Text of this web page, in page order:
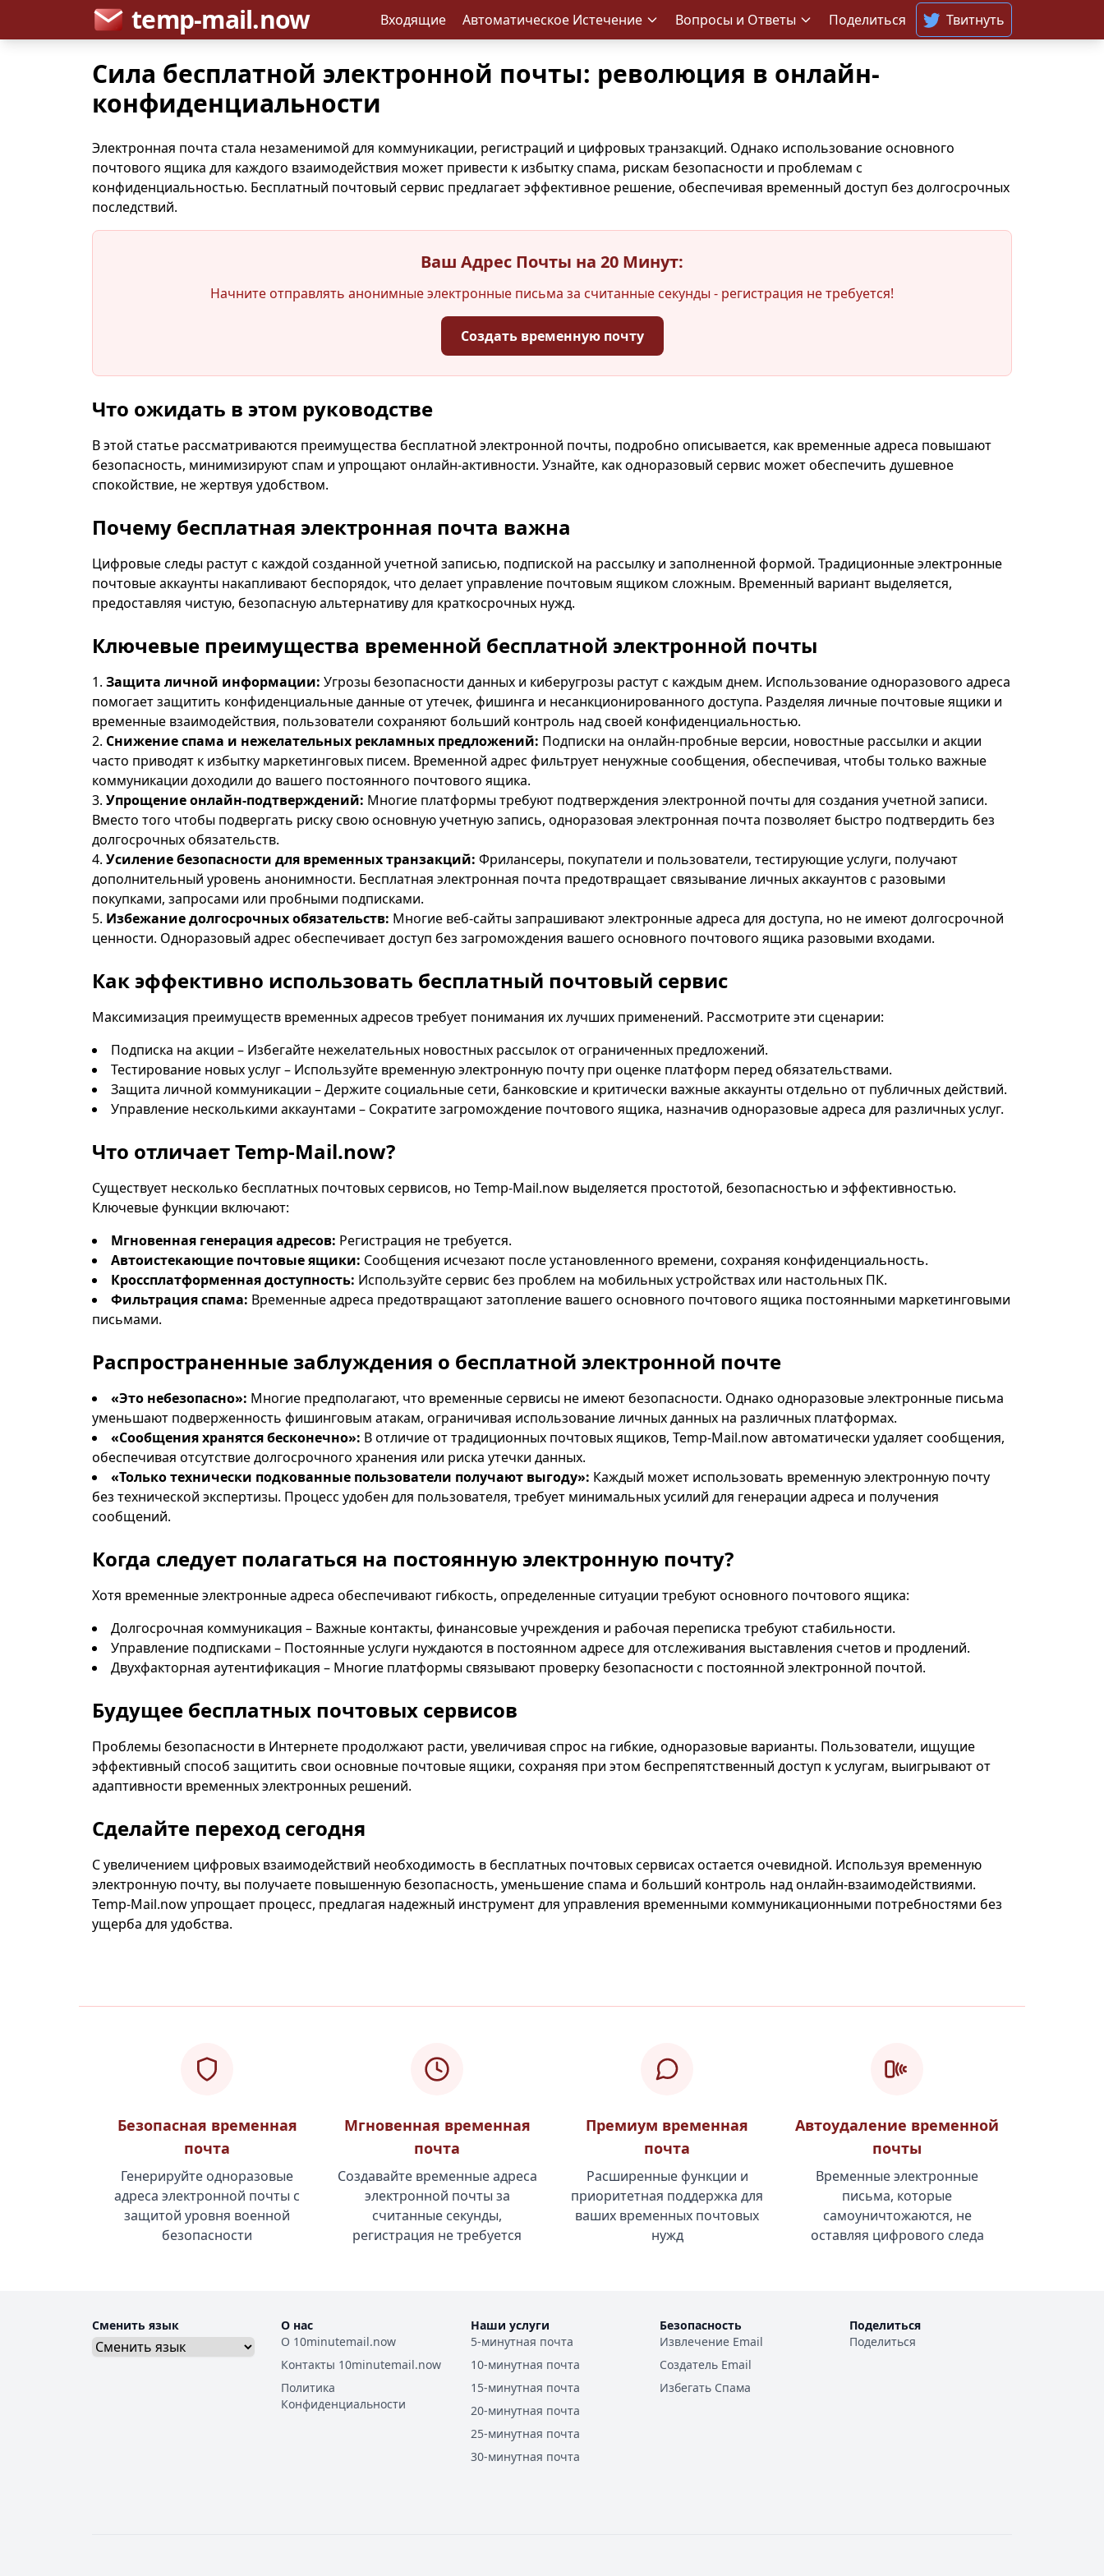
temp-mail.now Входящие Автоматическое Истечение Вопросы и Ответы Поделиться Твитнуть
Сила бесплатной электронной почты: революция в онлайн-
конфиденциальности
Электронная почта стала незаменимой для коммуникации, регистраций и цифровых транзакций. Однако использование основного
почтового ящика для каждого взаимодействия может привести к избытку спама, рискам безопасности и проблемам с
конфиденциальностью. Бесплатный почтовый сервис предлагает эффективное решение, обеспечивая временный доступ без долгосрочных
последствий.
Ваш Адрес Почты на 20 Минут:
Начните отправлять анонимные электронные письма за считанные секунды - регистрация не требуется!
Создать временную почту
Ваш временный адрес электронной почты:
Копировать
Следующее обновление через
Отправитель Тема Действие
Ожидание входящих писем...
Обновить
Что ожидать в этом руководстве
В этой статье рассматриваются преимущества бесплатной электронной почты, подробно описывается, как временные адреса повышают
безопасность, минимизируют спам и упрощают онлайн-активности. Узнайте, как одноразовый сервис может обеспечить душевное
спокойствие, не жертвуя удобством.
Почему бесплатная электронная почта важна
Цифровые следы растут с каждой созданной учетной записью, подпиской на рассылку и заполненной формой. Традиционные электронные
почтовые аккаунты накапливают беспорядок, что делает управление почтовым ящиком сложным. Временный вариант выделяется,
предоставляя чистую, безопасную альтернативу для краткосрочных нужд.
Ключевые преимущества временной бесплатной электронной почты
Защита личной информации: Угрозы безопасности данных и киберугрозы растут с каждым днем. Использование одноразового адреса
помогает защитить конфиденциальные данные от утечек, фишинга и несанкционированного доступа. Разделяя личные почтовые ящики и
временные взаимодействия, пользователи сохраняют больший контроль над своей конфиденциальностью.
Снижение спама и нежелательных рекламных предложений: Подписки на онлайн-пробные версии, новостные рассылки и акции
часто приводят к избытку маркетинговых писем. Временной адрес фильтрует ненужные сообщения, обеспечивая, чтобы только важные
коммуникации доходили до вашего постоянного почтового ящика.
Упрощение онлайн-подтверждений: Многие платформы требуют подтверждения электронной почты для создания учетной записи.
Вместо того чтобы подвергать риску свою основную учетную запись, одноразовая электронная почта позволяет быстро подтвердить без
долгосрочных обязательств.
Усиление безопасности для временных транзакций: Фрилансеры, покупатели и пользователи, тестирующие услуги, получают
дополнительный уровень анонимности. Бесплатная электронная почта предотвращает связывание личных аккаунтов с разовыми
покупками, запросами или пробными подписками.
Избежание долгосрочных обязательств: Многие веб-сайты запрашивают электронные адреса для доступа, но не имеют долгосрочной
ценности. Одноразовый адрес обеспечивает доступ без загромождения вашего основного почтового ящика разовыми входами.
Как эффективно использовать бесплатный почтовый сервис
Максимизация преимуществ временных адресов требует понимания их лучших применений. Рассмотрите эти сценарии:
Подписка на акции – Избегайте нежелательных новостных рассылок от ограниченных предложений.
Тестирование новых услуг – Используйте временную электронную почту при оценке платформ перед обязательствами.
Защита личной коммуникации – Держите социальные сети, банковские и критически важные аккаунты отдельно от публичных действий.
Управление несколькими аккаунтами – Сократите загромождение почтового ящика, назначив одноразовые адреса для различных услуг.
Что отличает Temp-Mail.now?
Существует несколько бесплатных почтовых сервисов, но Temp-Mail.now выделяется простотой, безопасностью и эффективностью.
Ключевые функции включают:
Мгновенная генерация адресов: Регистрация не требуется.
Автоистекающие почтовые ящики: Сообщения исчезают после установленного времени, сохраняя конфиденциальность.
Кроссплатформенная доступность: Используйте сервис без проблем на мобильных устройствах или настольных ПК.
Фильтрация спама: Временные адреса предотвращают затопление вашего основного почтового ящика постоянными маркетинговыми
письмами.
Распространенные заблуждения о бесплатной электронной почте
«Это небезопасно»: Многие предполагают, что временные сервисы не имеют безопасности. Однако одноразовые электронные письма
уменьшают подверженность фишинговым атакам, ограничивая использование личных данных на различных платформах.
«Сообщения хранятся бесконечно»: В отличие от традиционных почтовых ящиков, Temp-Mail.now автоматически удаляет сообщения,
обеспечивая отсутствие долгосрочного хранения или риска утечки данных.
«Только технически подкованные пользователи получают выгоду»: Каждый может использовать временную электронную почту
без технической экспертизы. Процесс удобен для пользователя, требует минимальных усилий для генерации адреса и получения
сообщений.
Когда следует полагаться на постоянную электронную почту?
Хотя временные электронные адреса обеспечивают гибкость, определенные ситуации требуют основного почтового ящика:
Долгосрочная коммуникация – Важные контакты, финансовые учреждения и рабочая переписка требуют стабильности.
Управление подписками – Постоянные услуги нуждаются в постоянном адресе для отслеживания выставления счетов и продлений.
Двухфакторная аутентификация – Многие платформы связывают проверку безопасности с постоянной электронной почтой.
Будущее бесплатных почтовых сервисов
Проблемы безопасности в Интернете продолжают расти, увеличивая спрос на гибкие, одноразовые варианты. Пользователи, ищущие
эффективный способ защитить свои основные почтовые ящики, сохраняя при этом беспрепятственный доступ к услугам, выигрывают от
адаптивности временных электронных решений.
Сделайте переход сегодня
С увеличением цифровых взаимодействий необходимость в бесплатных почтовых сервисах остается очевидной. Используя временную
электронную почту, вы получаете повышенную безопасность, уменьшение спама и больший контроль над онлайн-взаимодействиями.
Temp-Mail.now упрощает процесс, предлагая надежный инструмент для управления временными коммуникационными потребностями без
ущерба для удобства.
Безопасная временная
почта
Генерируйте одноразовые
адреса электронной почты с
защитой уровня военной
безопасности
Мгновенная временная
почта
Создавайте временные адреса
электронной почты за
считанные секунды,
регистрация не требуется
Премиум временная
почта
Расширенные функции и
приоритетная поддержка для
ваших временных почтовых
нужд
Автоудаление временной
почты
Временные электронные
письма, которые
самоуничтожаются, не
оставляя цифрового следа
Сменить язык
О нас
О 10minutemail.now
Контакты 10minutemail.now
Политика
Конфиденциальности
Наши услуги
5-минутная почта
10-минутная почта
15-минутная почта
20-минутная почта
25-минутная почта
30-минутная почта
Безопасность
Извлечение Email
Создатель Email
Избегать Спама
Поделиться
Поделиться